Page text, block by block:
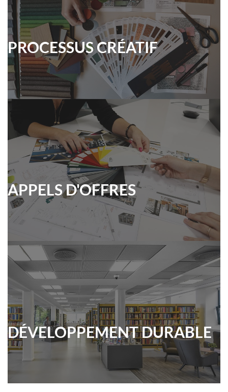
PROCESSUS CRÉATIF
APPELS D'OFFRES
DÉVELOPPEMENT DURABLE